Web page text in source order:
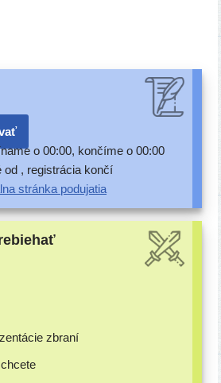
o 00:00, kon­čí­me o 00:00
od , regis­trá­cia končí
strán­ka podujatia
zbraní